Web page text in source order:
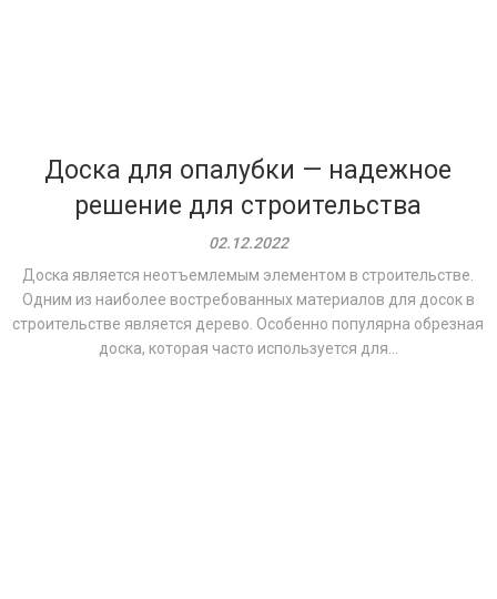
Доска для опалубки — надежное
решение для строительства
02.12.2022
Доска является неотъемлемым элементом в строительстве.
Одним из наиболее востребованных материалов для досок в
строительстве является дерево. Особенно популярна обрезная
доска, которая часто используется для...